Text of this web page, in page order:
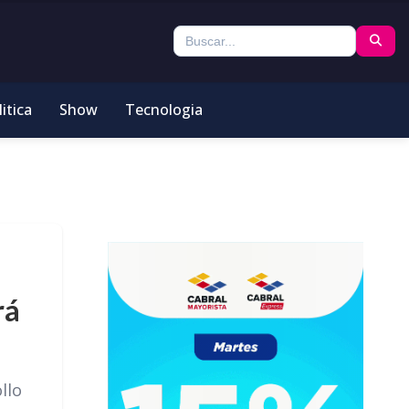
Show Tecnologia